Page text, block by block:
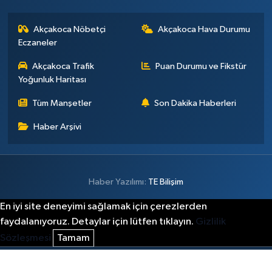
Akçakoca Nöbetçi
Eczaneler
Akçakoca Hava Durumu
Akçakoca Trafik
Yoğunluk Haritası
Puan Durumu ve Fikstür
Tüm Manşetler Son Dakika Haberleri
Haber Arşivi
Haber Yazılımı: TE Bilişim
En iyi site deneyimi sağlamak için çerezlerden
faydalanıyoruz. Detaylar için lütfen tıklayın. Gizlilik
Sözleşmesi
Tamam